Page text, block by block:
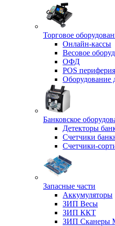
Торговое
Онлайн-кассы
Весовое
ОФД
POS периферия
Оборудование
Банковское
Детекторы
Счетчики
Счетчики-
Запасные части
Аккумуляторы
ЗИП Весы
ЗИП ККТ
ЗИП Сканеры